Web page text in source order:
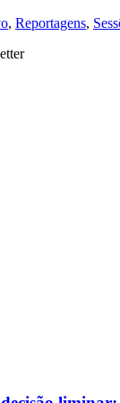
, Reportagens,